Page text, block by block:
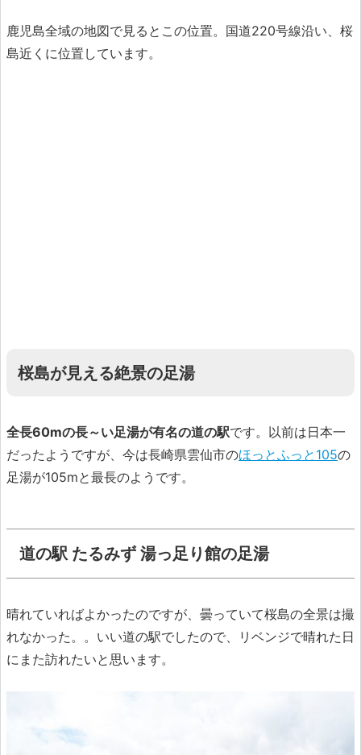
鹿児島全域の地図で見るとこの位置。国道220号線沿い、桜
島近くに位置しています。
桜島が見える絶景の足湯
全長60mの長～い足湯が有名の道の駅です。以前は日本一
だったようですが、今は長崎県雲仙市のほっとふっと105の
足湯が105mと最長のようです。
道の駅 たるみず 湯っ足り館の足湯
晴れていればよかったのですが、曇っていて桜島の全景は撮
れなかった。。いい道の駅でしたので、リベンジで晴れた日
にまた訪れたいと思います。